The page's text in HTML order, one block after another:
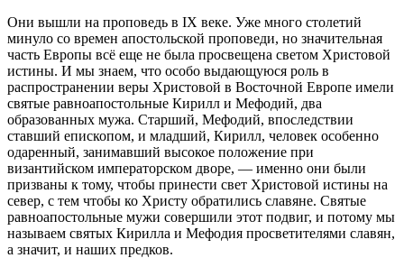
Они вышли на проповедь в IX веке. Уже много столетий
минуло со времен апостольской проповеди, но значительная
часть Европы всё еще не была просвещена светом Христовой
истины. И мы знаем, что особо выдающуюся роль в
распространении веры Христовой в Восточной Европе имели
святые равноапостольные Кирилл и Мефодий, два
образованных мужа. Старший, Мефодий, впоследствии
ставший епископом, и младший, Кирилл, человек особенно
одаренный, занимавший высокое положение при
византийском императорском дворе, — именно они были
призваны к тому, чтобы принести свет Христовой истины на
север, с тем чтобы ко Христу обратились славяне. Святые
равноапостольные мужи совершили этот подвиг, и потому мы
называем святых Кирилла и Мефодия просветителями славян,
а значит, и наших предков.